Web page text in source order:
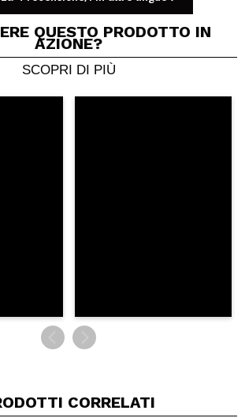
un video o una foto
potrebbe essere il primo. Immaginalo...
QUESTO PRODOTTO IN
AZIONE?
SCOPRI DI PIÙ
CORRELATI